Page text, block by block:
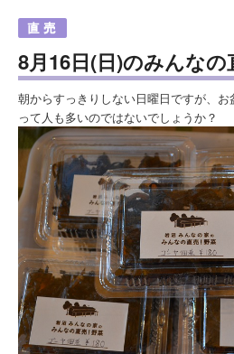
8月16日(日)のみんなの
朝からすっきりしない日曜日ですが、
って人も多いのではないでしょうか？